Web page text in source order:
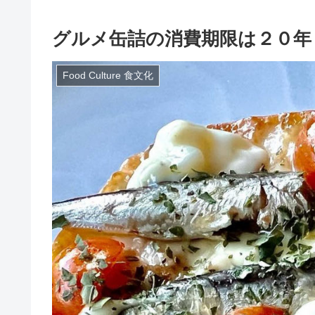
グルメ缶詰の消費期限は２０
Food Culture 食文化